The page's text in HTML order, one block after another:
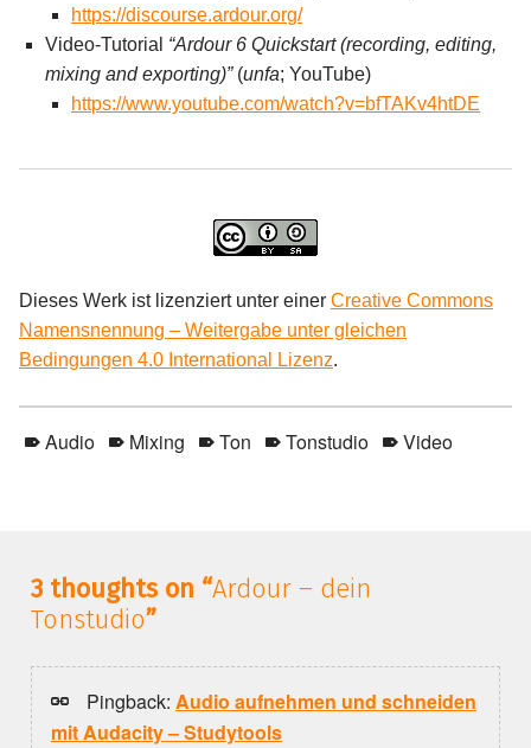
https://discourse.ardour.org/
Video-Tutorial “Ardour 6 Quickstart (recording, editing,
mixing and exporting)”(unfa; YouTube)
https://www.youtube.com/watch?v=bfTAKv4htDE
Dieses Werk ist lizenziert unter einer Creative Commons
Namensnennung – Weitergabe unter gleichen
Bedingungen 4.0 International Lizenz.
Audio Mixing Ton Tonstudio
Video
3 thoughts on “Ardour – dein
Tonstudio”
Pingback: Audio aufnehmen und schneiden
mit Audacity – Studytools